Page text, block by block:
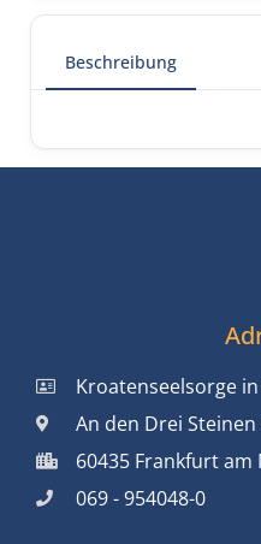
Beschreibung
Kroatenseelsorge
An den Drei Steinen
60435 Frankfurt am
069 - 954048-0